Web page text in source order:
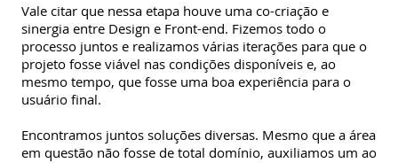
Vale citar que nessa etapa houve uma co-criação e
sinergia entre Design e Front-end. Fizemos todo o
processo juntos e realizamos várias iterações para que o
projeto fosse viável nas condições disponíveis e, ao
mesmo tempo, que fosse uma boa experiência para o
usuário final.
Encontramos juntos soluções diversas. Mesmo que a área
em questão não fosse de total domínio, auxiliamos um ao